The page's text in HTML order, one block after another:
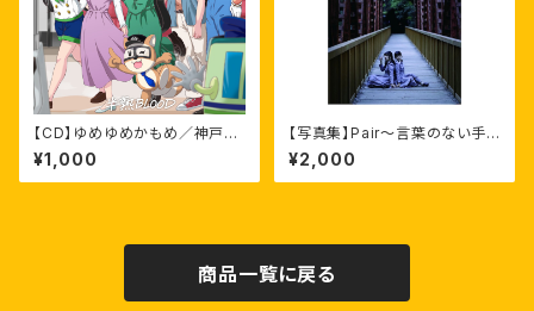
【CD】ゆめゆめかもめ／神戸市
営地下鉄海岸線応援ソング ( シ
ングル )
¥1,000
【写真集】Pair〜言葉のない手
紙〜(橋本菜津美×希)
¥2,000
商品一覧に戻る